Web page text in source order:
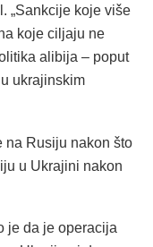
„Sankcije koje više
koje ciljaju ne
alibija – poput
ukrajinskim
na Rusiju nakon što
u Ukrajini nakon
je da je operacija